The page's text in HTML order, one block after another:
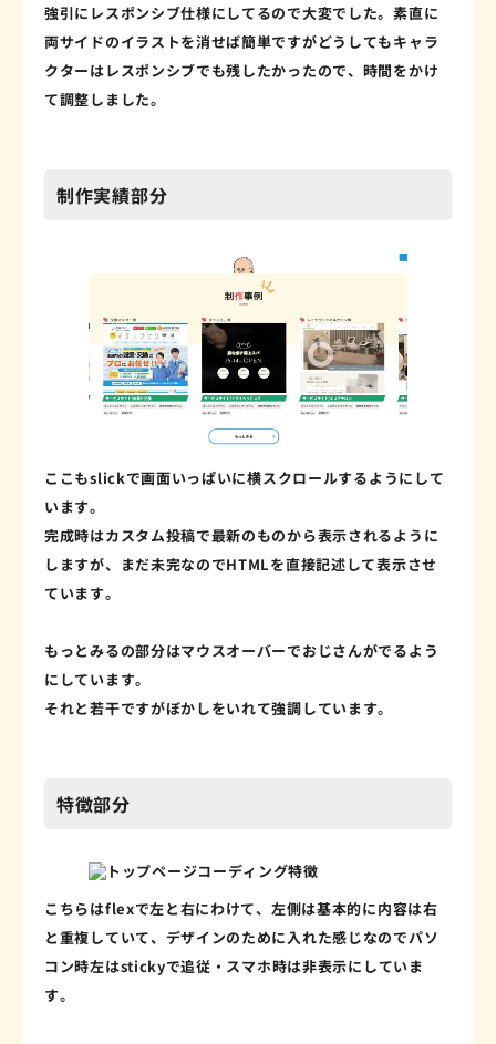
強引にレスポンシブ仕様にしてるので大変でした。素直に
両サイドのイラストを消せば簡単ですがどうしてもキャラ
クターはレスポンシブでも残したかったので、時間をかけ
て調整しました。
制作実績部分
ここもslickで画面いっぱいに横スクロールするようにして
います。
完成時はカスタム投稿で最新のものから表示されるように
しますが、まだ未完なのでHTMLを直接記述して表示させ
ています。
もっとみるの部分はマウスオーバーでおじさんがでるよう
にしています。
それと若干ですがぼかしをいれて強調しています。
特徴部分
こちらはflexで左と右にわけて、左側は基本的に内容は右
と重複していて、デザインのために入れた感じなのでパソ
コン時左はstickyで追従・スマホ時は非表示にしていま
す。